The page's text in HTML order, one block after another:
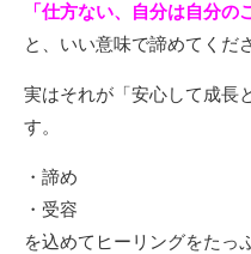
「仕方ない、自分は自分の
と、いい意味で諦めてくだ
実はそれが「安心して成長
す。
・諦め
・受容
を込めてヒーリングをたっ